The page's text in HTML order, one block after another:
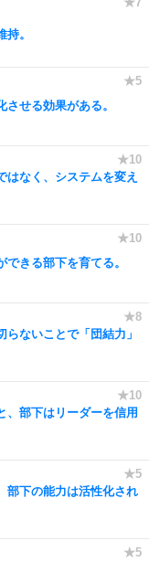
。
せる効果がある。
はなく、システムを変え
きる部下を育てる。
ないことで「団結力」
、部下はリーダーを信用
部下の能力は活性化され